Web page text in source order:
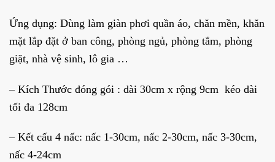
Ứng dụng: Dùng làm giàn phơi quần áo, chăn mền, khăn
mặt lắp đặt ở ban công, phòng ngủ, phòng tắm, phòng
giặt, nhà vệ sinh, lô gia …
– Kích Thước đóng gói : dài 30cm x rộng 9cm kéo dài
tối đa 128cm
– Kết cấu 4 nấc: nấc 1-30cm, nấc 2-30cm, nấc 3-30cm,
nấc 4-24cm